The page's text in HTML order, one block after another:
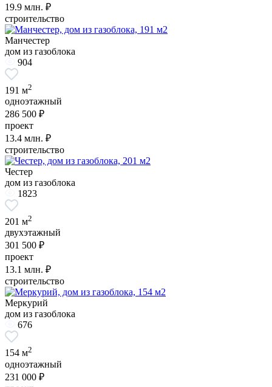
19.9 млн. ₽
строительство
Манчестер
дом из газоблока
904
191 м2
одноэтажный
286 500 ₽
проект
13.4 млн. ₽
строительство
Честер
дом из газоблока
1823
201 м2
двухэтажный
301 500 ₽
проект
13.1 млн. ₽
строительство
Меркурий
дом из газоблока
676
154 м2
одноэтажный
231 000 ₽